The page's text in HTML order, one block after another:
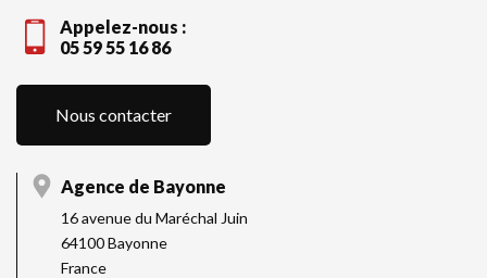
Appelez-nous :
05 59 55 16 86
Nous contacter
Agence de Bayonne
16 avenue du Maréchal Juin
64100 Bayonne
France